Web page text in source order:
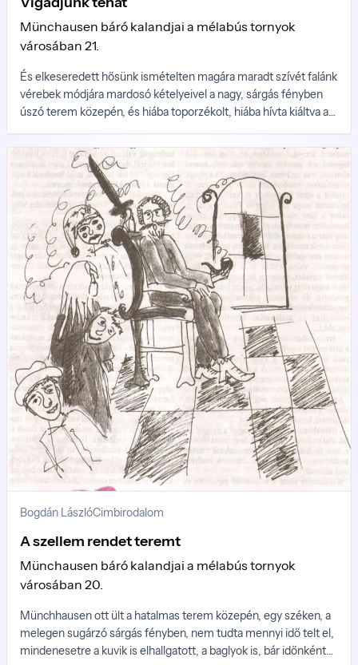
Münchausen báró kalandjai a mélabús tornyok
városában 21.
És elkeseredett hősünk ismételten magára maradt szívét falánk
vérebek módjára mardosó kételyeivel a nagy, sárgás fényben
úszó terem közepén, és hiába toporzékolt, hiába hívta kiáltva a
jelentkezett többé, csak néha úsztak el sajgó szeme előtt az
üvegfalon túl, a kert különös fái között kerengő nagy, fekete
madarak baljós árnyai.
Bogdán LászlóCimbirodalom
A szellem rendet teremt
Münchausen báró kalandjai a mélabús tornyok
városában 20.
Münchhausen ott ült a hatalmas terem közepén, egy széken, a
melegen sugárzó sárgás fényben, nem tudta mennyi idő telt el,
mindenesetre a kuvik is elhallgatott, a baglyok is, bár időnként